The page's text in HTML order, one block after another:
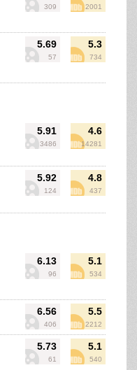
309 2001
5.69
57
5.3
734
5.91
3486
4.6
14281
5.92
124
4.8
437
6.13
96
5.1
534
6.56
406
5.5
2212
5.73
61
5.1
540